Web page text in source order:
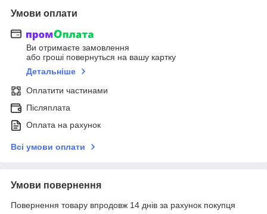
Умови оплати
Ви отримаєте замовлення
або гроші повернуться на вашу картку
Детальніше
Оплатити частинами
Післяплата
Оплата на рахунок
Всі умови оплати
Умови повернення
Повернення товару впродовж 14 днів за рахунок покупця